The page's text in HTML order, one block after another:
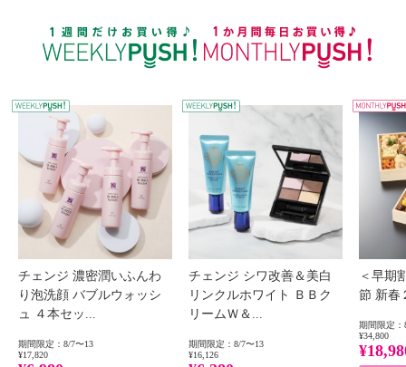
WEEKLY PUSH
チェンジ 濃密潤いふんわ
り泡洗顔 バブルウォッシ
ュ ４本セッ...
期間限定：8/7〜13
¥17,820
チェンジ シワ改善＆美白
リンクルホワイト ＢＢク
リームＷ＆...
期間限定：8/7〜13
¥16,126
＜早期
節 新春
期間限定：
¥34,800